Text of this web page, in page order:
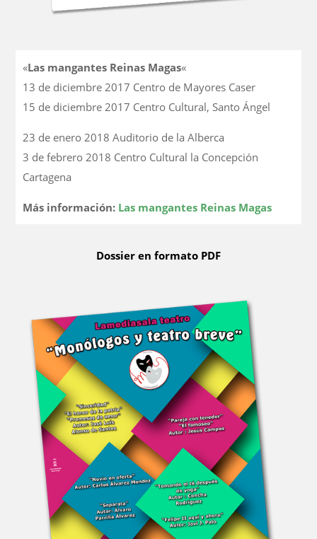
«Las mangantes Reinas Magas«
13 de diciembre 2017 Centro de Mayores Caser
15 de diciembre 2017 Centro Cultural, Santo Ángel
23 de enero 2018 Auditorio de la Alberca
3 de febrero 2018 Centro Cultural la Concepción
Cartagena
Más información: Las mangantes Reinas Magas
Dossier en formato PDF